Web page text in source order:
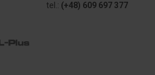
tel.: (+48) 609 697 377